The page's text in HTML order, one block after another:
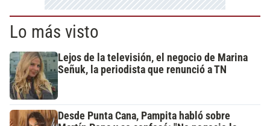
Lo más visto
Lejos de la televisión, el negocio de Marina
Señuk, la periodista que renunció a TN
Desde Punta Cana, Pampita habló sobre